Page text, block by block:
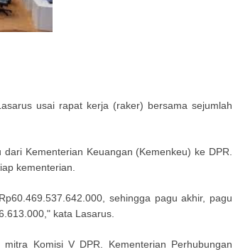
usai rapat kerja (raker) bersama sejumlah
Kementerian Keuangan (Kemenkeu) ke DPR.
kementerian.
sehingga pagu akhir, pagu
kata Lasarus.
Komisi V DPR. Kementerian Perhubungan